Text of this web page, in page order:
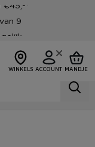
€45,-*
9
WINKELS ACCOUNT MANDJE